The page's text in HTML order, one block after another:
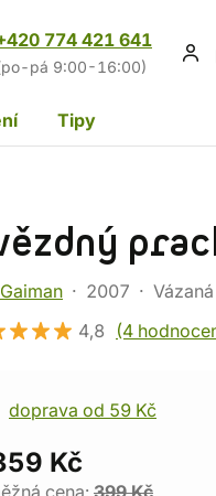
774 421 641
pá 9:00-16:00)
Tipy
2007
4,8
(4
doprava od 59 Kč
Kč
cena: 399 Kč